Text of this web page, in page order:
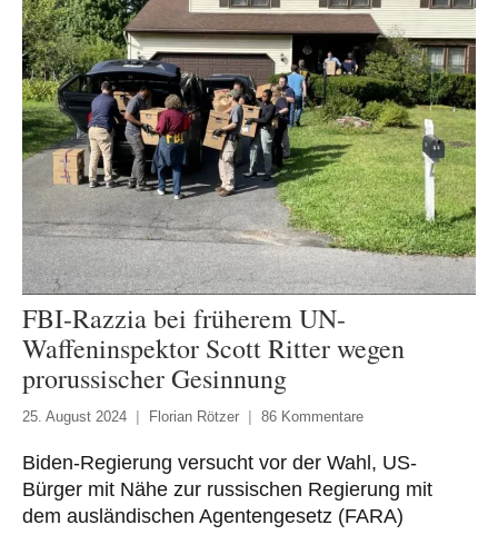
FBI-Razzia bei früherem UN-
Waffeninspektor Scott Ritter wegen
prorussischer Gesinnung
25. August 2024 Florian Rötzer 86 Kommentare
Biden-Regierung versucht vor der Wahl, US-
Bürger mit Nähe zur russischen Regierung mit
dem ausländischen Agentengesetz (FARA)